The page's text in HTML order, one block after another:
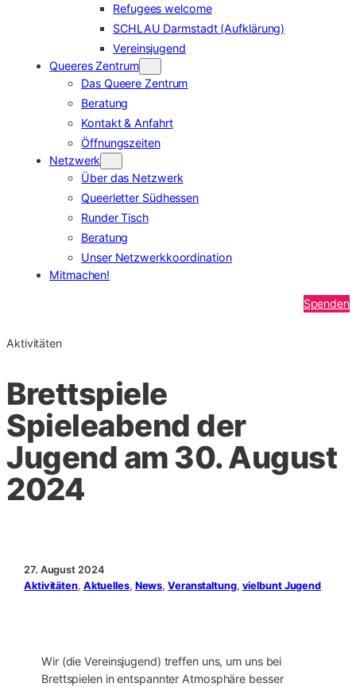
Refugees welcome
SCHLAU Darmstadt (Aufklärung)
Vereinsjugend
Queeres Zentrum
Das Queere Zentrum
Beratung
Kontakt & Anfahrt
Öffnungszeiten
Netzwerk
Über das Netzwerk
Queerletter Südhessen
Runder Tisch
Beratung
Unser Netzwerkkoordination
Mitmachen!
Spenden
Aktivitäten
Brettspiele
Spieleabend der
Jugend am 30. August
2024
27. August 2024
Aktivitäten, Aktuelles, News, Veranstaltung, vielbunt Jugend
Wir (die Vereinsjugend) treffen uns, um uns bei
Brettspielen in entspannter Atmosphäre besser